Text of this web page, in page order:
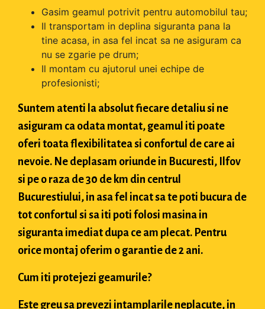
Gasim geamul potrivit pentru automobilul tau;
Il transportam in deplina siguranta pana la
tine acasa, in asa fel incat sa ne asiguram ca
nu se zgarie pe drum;
Il montam cu ajutorul unei echipe de
profesionisti;
Suntem atenti la absolut fiecare detaliu si ne
asiguram ca odata montat, geamul iti poate
oferi toata flexibilitatea si confortul de care ai
nevoie. Ne deplasam oriunde in Bucuresti, Ilfov
si pe o raza de 30 de km din centrul
Bucurestiului, in asa fel incat sa te poti bucura de
tot confortul si sa iti poti folosi masina in
siguranta imediat dupa ce am plecat. Pentru
orice montaj oferim o garantie de 2 ani.
Cum iti protejezi geamurile?
Este greu sa prevezi intamplarile neplacute, in